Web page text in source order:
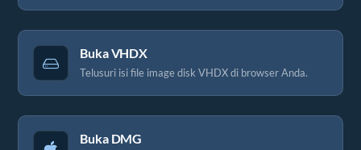
Buka VHDX
Telusuri isi file image disk VHDX di browser Anda.
Buka DMG